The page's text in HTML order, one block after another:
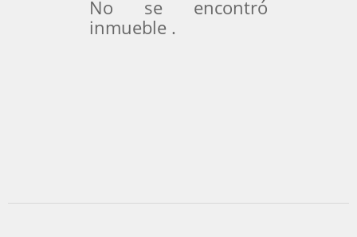
No se encontró
inmueble .